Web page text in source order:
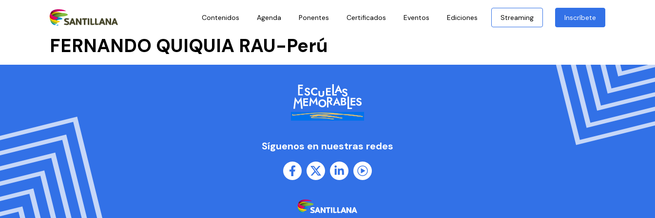
Contenidos Agenda Ponentes Certificados Eventos Ediciones Streaming Inscríbete
FERNANDO QUIQUIA RAU-Perú
Síguenos en nuestras redes